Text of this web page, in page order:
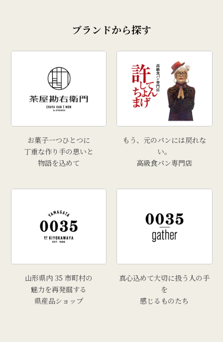
ブランドから探す
お菓子一つひとつに
丁重な作り手の思いと
物語を込めて
もう、元のパンには戻れな
い。
高級食パン専門店
山形県内 35 市町村の
魅力を再発掘する
県産品ショップ
真心込めて大切に扱う人の手
を
感じるものたち